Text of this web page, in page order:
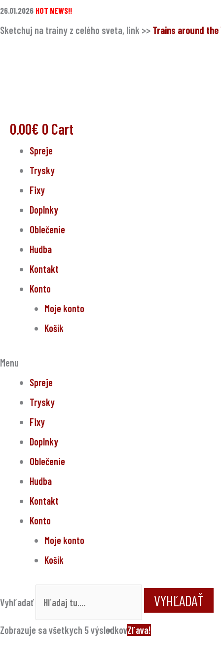
Preskočiť
na
26.01.2026 HOT NEWS!!
Sketchuj na trainy z celého sveta, link >> Trains around the
0.00€ 0 Cart
Spreje
Trysky
Fixy
Doplnky
Oblečenie
Hudba
Kontakt
Konto
Moje konto
Košík
Menu
Spreje
Trysky
Fixy
Doplnky
Oblečenie
Hudba
Kontakt
Konto
Moje konto
Košík
Vyhľadať VYHĽADAŤ
Zobrazuje sa všetkych 5 výsledkovZľava!
OriginalCurrent